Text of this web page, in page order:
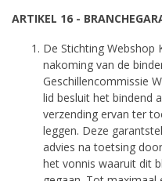
ARTIKEL 16 -
De Stichting Webshop
nakoming van de
Geschillencommissie
lid besluit het bindend
verzending ervan ter
leggen. Deze
advies na toetsing
het vonnis waaruit dit